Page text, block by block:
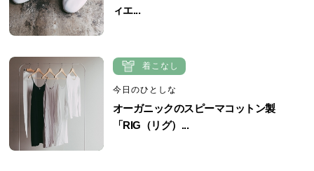
ィエ...
着こなし
今日のひとしな
オーガニックのスピーマコットン製
「RIG（リグ）...